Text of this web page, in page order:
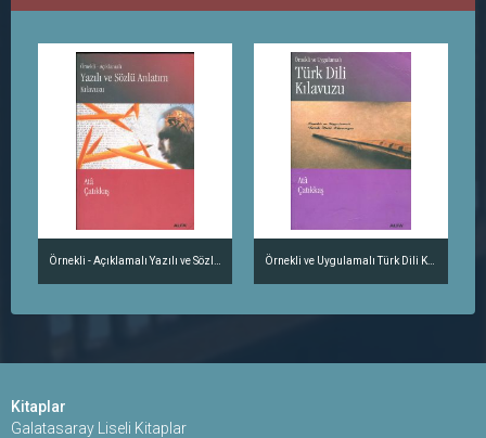
Kitaplar
Galatasaray Liseli Kitaplar